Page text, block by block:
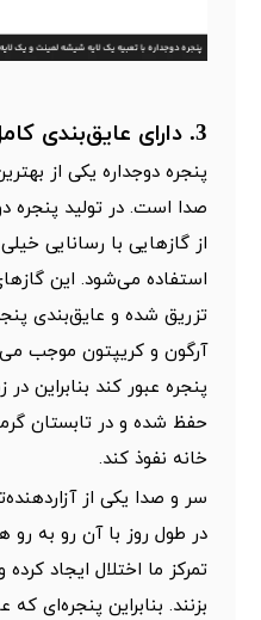
3. دارای عایق‌بندی کامل
پنجره دوجداره یکی از
صدا است. در تولید پنجره
از گازهایی با رسانایی
استفاده می‌شود. این
تزریق شده و عایق‌بندی
آرگون و کریپتونموجب
پنجره عبور کند بنابراین
حفظ شده و در تابستان
خانه نفوذ کند.
سر و صدا یکی از
در طول روز با آن رو به
تمرکز ما اختلال ایجاد
بزنند. بنابراین پنجره‌ای